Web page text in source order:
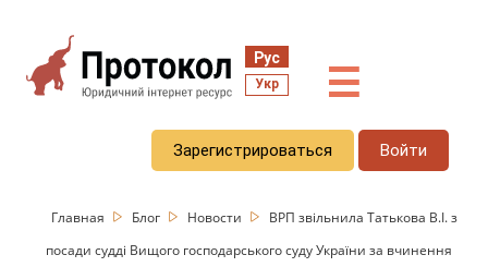
Рус
Укр ☰
Зарегистрироваться Войти
Главная Блог Новости
ВРП звільнила Татькова В.І. з
посади судді Вищого господарського суду України за вчинення